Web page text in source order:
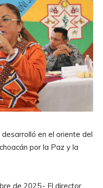
en el oriente del
por la Paz y la
de 2025.- El director